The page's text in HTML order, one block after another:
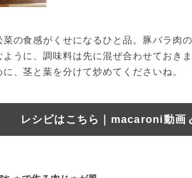
の食感がくせになるひと品。豚バラ肉
うに、調味料は先に混ぜ合わせておき
、茎と葉を分けて炒めてくださいね。
レシピはこちら｜macaroni動画